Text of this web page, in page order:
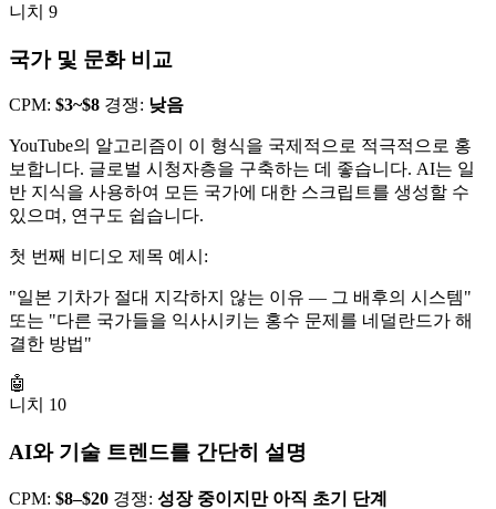
니치 9
국가 및 문화 비교
CPM: $3~$8 경쟁: 낮음
YouTube의 알고리즘이 이 형식을 국제적으로 적극적으로 홍
보합니다. 글로벌 시청자층을 구축하는 데 좋습니다. AI는 일
반 지식을 사용하여 모든 국가에 대한 스크립트를 생성할 수
있으며, 연구도 쉽습니다.
첫 번째 비디오 제목 예시:
"일본 기차가 절대 지각하지 않는 이유 — 그 배후의 시스템"
또는 "다른 국가들을 익사시키는 홍수 문제를 네덜란드가 해
결한 방법"
🤖
니치 10
AI와 기술 트렌드를 간단히 설명
CPM: $8–$20 경쟁: 성장 중이지만 아직 초기 단계